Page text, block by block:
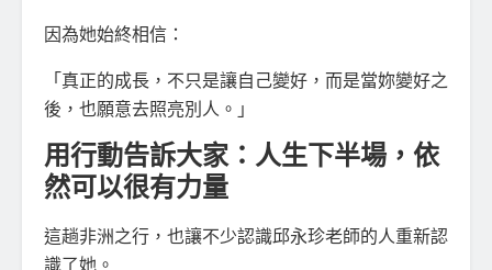
因為她始終相信：
「真正的成長，不只是讓自己變好，而是當妳變好之
後，也願意去照亮別人。」
用行動告訴大家：人生下半場，依
然可以很有力量
這趟非洲之行，也讓不少認識邱永珍老師的人重新認
識了她。